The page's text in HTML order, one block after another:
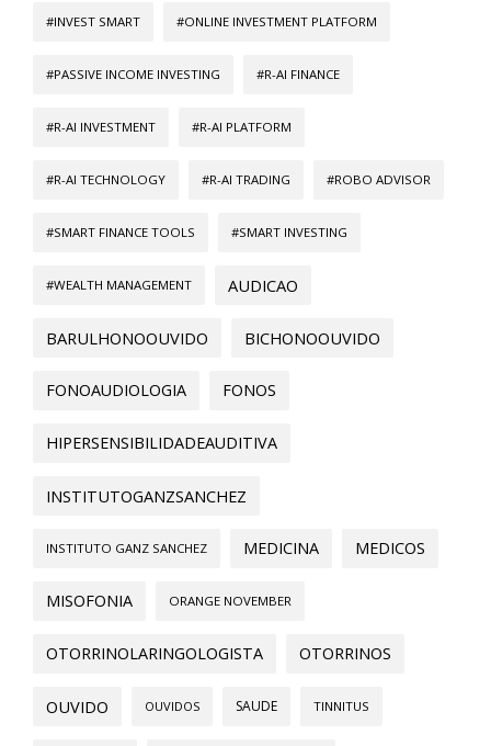
#INVEST SMART #ONLINE INVESTMENT PLATFORM
#PASSIVE INCOME INVESTING #R-AI FINANCE
#R-AI INVESTMENT #R-AI PLATFORM
#R-AI TECHNOLOGY #R-AI TRADING #ROBO ADVISOR
#SMART FINANCE TOOLS #SMART INVESTING
#WEALTH MANAGEMENT AUDICAO
BARULHONOOUVIDO BICHONOOUVIDO
FONOAUDIOLOGIA FONOS
HIPERSENSIBILIDADEAUDITIVA
INSTITUTOGANZSANCHEZ
INSTITUTO GANZ SANCHEZ MEDICINA MEDICOS
MISOFONIA ORANGE NOVEMBER
OTORRINOLARINGOLOGISTA OTORRINOS
OUVIDO OUVIDOS SAUDE TINNITUS